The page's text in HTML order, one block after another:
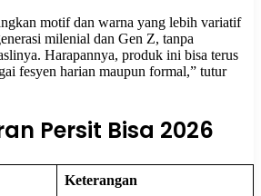
motif dan warna yang lebih variatif
milenial dan Gen Z, tanpa
Harapannya, produk ini bisa terus
fesyen harian maupun formal,” tutur
Persit Bisa 2026
Keterangan